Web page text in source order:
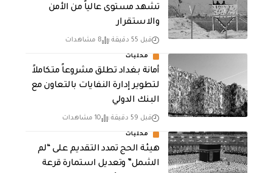
تشهد مستوى عالياً من الأمن
والاستقرار
قبل 55 دقيقة 8 مشاهدات
محليات
أمانة بغداد تطلق مشروعاً متكاملاً
لتطوير إدارة النفايات بالتعاون مع
البنك الدولي
قبل 59 دقيقة 10 مشاهدات
محليات
هيئة الحج تمدد التقديم على “لم
الشمل” وتعديل استمارة قرعة